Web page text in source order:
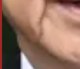
trang 16-17).